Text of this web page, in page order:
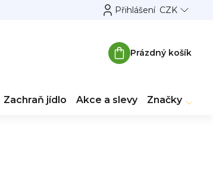
CZK
Přihlášení
Nákupní
Prázdný košík
Zachraň jídlo Akce a slevy Značky